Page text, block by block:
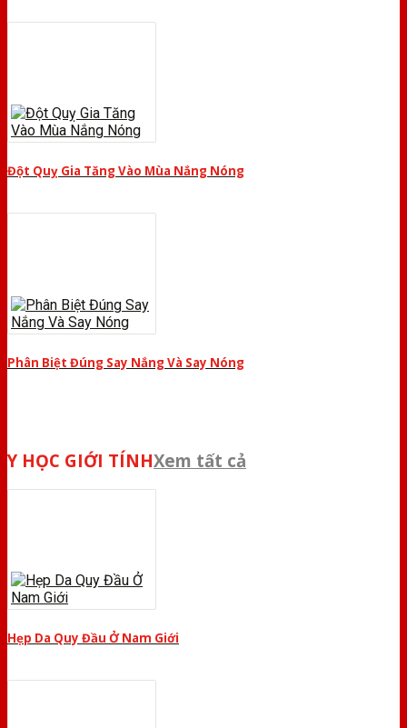
Đột Quỵ Gia Tăng Vào Mùa Nắng Nóng
Phân Biệt Đúng Say Nắng Và Say Nóng
Y HỌC GIỚI TÍNHXem tất cả
Hẹp Da Quy Đầu Ở Nam Giới